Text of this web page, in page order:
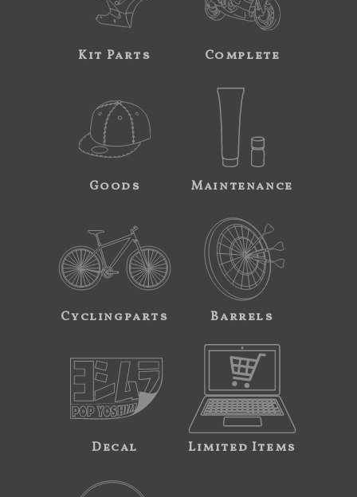
Kit Parts Complete
Goods Maintenance
Cyclingparts Barrels
Decal Limited Items